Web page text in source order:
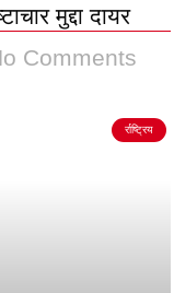
मुद्दा दायर
Comments
र्राष्ट्रिय